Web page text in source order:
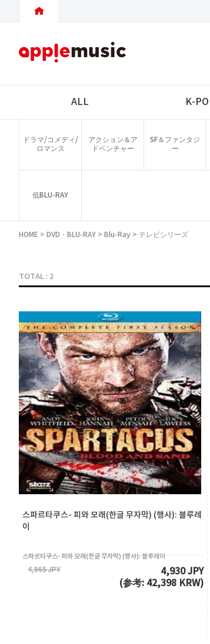
ALL K-
ドラマ/コメディ/
ロマンス
アクション＆ア
ドベンチャー
SF＆ファンタジ
ー
低BLU-RAY
HOME > DVD・BLU-RAY > Blu-Ray > テレビシリーズ
TOTAL : 2
스파르타쿠스- 피와 모래(한글 무자막) (행사): 블루레
이
스파르타쿠스- 피와 모래(한글 무자막) (행사): 블루레이
4,965 JPY
4,930 JPY
(参考: 42,398 KRW)